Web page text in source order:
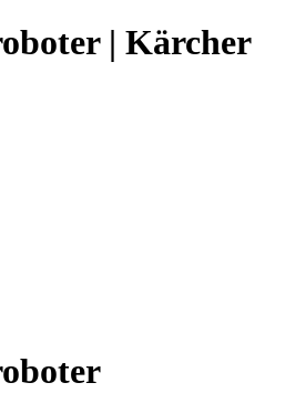
| Kärcher